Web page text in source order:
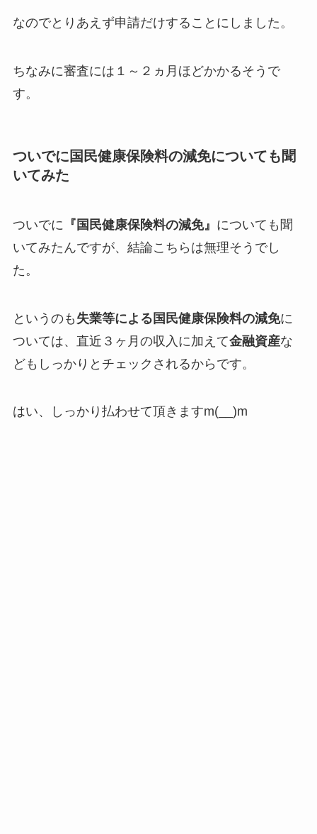
なのでとりあえず申請だけすることにしました。
ちなみに審査には１～２ヵ月ほどかかるそうで
す。
ついでに国民健康保険料の減免についても聞
いてみた
ついでに 『国民健康保険料の減免』 についても聞
いてみたんですが、結論こちらは無理そうでし
た。
というのも 失業等による国民健康保険料の減免に
ついては、直近３ヶ月の収入に加えて金融資産な
どもしっかりとチェックされるからです。
はい、しっかり払わせて頂きますm(__)m